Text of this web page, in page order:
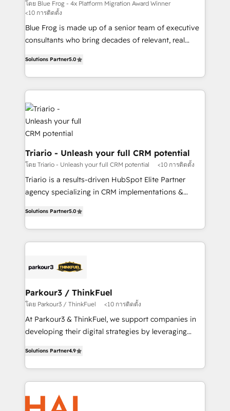
team (50+), we work with reputable companies in
B2B sectors such as manufacturing, SaaS and
business services. We prepare a customized
business case that demonstrates the value and
detailed financial rationale with a focus on ROI and
TCO. As a trusted extension of your team, we
believe in the power of partnership. Together, we
embark on a transformational journey that sets your
business up for long-term success. Unlock your
business. If not now, when?
Winner
โดย Blue Frog - 4x Platform Migration Award Winner
<10 การติดตั้ง
Blue Frog is made up of a senior team of executive
consultants who bring decades of relevant, real
Frog is a top, trusted partner in HubSpot's
ecosystem for a reason. Their team brings over a
decade of experience to the table, along with deep
knowledge of the HubSpot platform and strategies
for driving growth. They are committed to helping
our customers grow and finding solutions that fit
their unique business needs. We are thrilled to have
Blue Frog in the HubSpot ecosystem leading the
way for customers!" - Yamini Rangan, CEO of
HubSpot “Our experience with the team at Blue Frog
has been nothing short of extraordinary. Their years
them a trusted reputation within the HubSpot
ecosystem as a reliable partner capable of delivering
Program, HubSpot.
Solutions Partner5.0
Triario - Unleash your full CRM potential
โดย Triario - Unleash your full CRM potential <10 การติดตั้ง
Triario is a results-driven HubSpot Elite Partner
agency specializing in CRM implementations &
Integrations, Custom AI agents and AI-ready Website
Design With over 15 years of experience, we help
companies bridge the gap between marketing, sales,
data hygiene, and tailored HubSpot solutions. Our
a global consultancy with the care and agility of a
boutique firm. At Triario, we’re big enough to deliver
but small enough to listen. Our Services: HubSpot
implementations & data migration Custom AI agents
Website design Let’s turn your CRM into your growth
engine!
Solutions Partner5.0
Parkour3 / ThinkFuel
โดย Parkour3 / ThinkFuel <10 การติดตั้ง
At Parkour3 & ThinkFuel, we support companies in
developing their digital strategies by leveraging
sales processes to generate growth. Our offer spans
from Strategy to Operations. We specialize in CRM
onboarding and implementation, web design, sales
& marketing automation, and digital marketing. With
extensive experience working with tech companies
Solutions Partner4.9